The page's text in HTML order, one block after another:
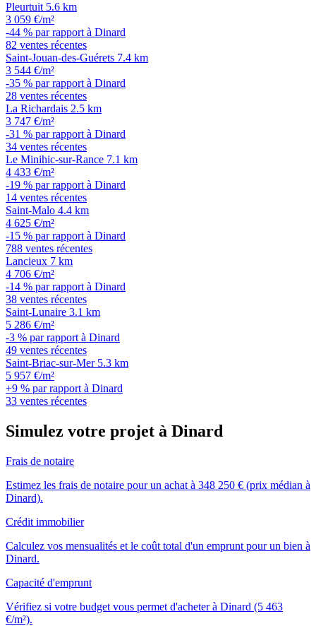
Pleurtuit 5.6 km
3 059 €/m²
-44 % par rapport à Dinard
82 ventes récentes
Saint-Jouan-des-Guérets 7.4 km
3 544 €/m²
-35 % par rapport à Dinard
28 ventes récentes
La Richardais 2.5 km
3 747 €/m²
-31 % par rapport à Dinard
34 ventes récentes
Le Minihic-sur-Rance 7.1 km
4 433 €/m²
-19 % par rapport à Dinard
14 ventes récentes
Saint-Malo 4.4 km
4 625 €/m²
-15 % par rapport à Dinard
788 ventes récentes
Lancieux 7 km
4 706 €/m²
-14 % par rapport à Dinard
38 ventes récentes
Saint-Lunaire 3.1 km
5 286 €/m²
-3 % par rapport à Dinard
49 ventes récentes
Saint-Briac-sur-Mer 5.3 km
5 957 €/m²
+9 % par rapport à Dinard
33 ventes récentes
Simulez votre projet à Dinard
Frais de notaire
Estimez les frais de notaire pour un achat à 348 250 € (prix médian à
Dinard).
Crédit immobilier
Calculez vos mensualités et le coût total d'un emprunt pour un bien à
Dinard.
Capacité d'emprunt
Vérifiez si votre budget vous permet d'acheter à Dinard (5 463
€/m²).